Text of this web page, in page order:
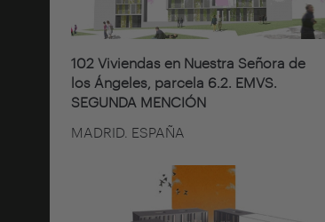
102 Viviendas en Nuestra Señora de
los Ángeles, parcela 6.2. EMVS.
SEGUNDA MENCIÓN
MADRID. ESPAÑA